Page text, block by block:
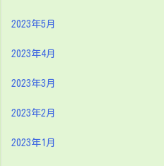
2023年5月
2023年4月
2023年3月
2023年2月
2023年1月